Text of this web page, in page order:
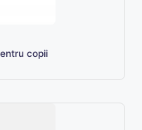
copii